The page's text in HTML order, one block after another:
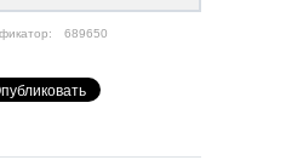
689650